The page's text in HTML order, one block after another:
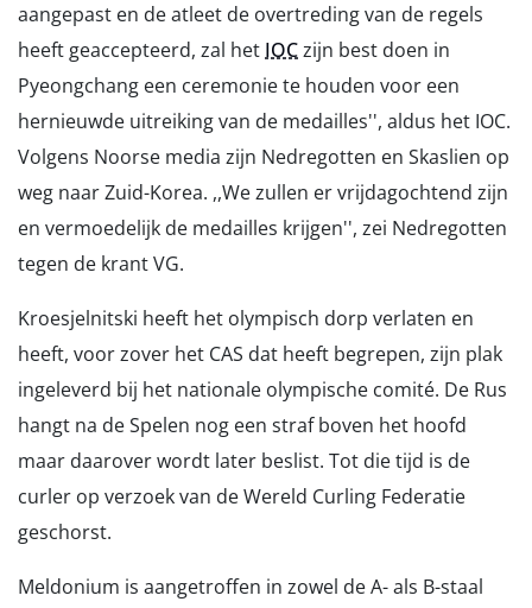
aangepast en de atleet de overtreding van de regels
heeft geaccepteerd, zal het IOCzijn best doen in
Pyeongchang een ceremonie te houden voor een
hernieuwde uitreiking van de medailles'', aldus het IOC.
Volgens Noorse media zijn Nedregotten en Skaslien op
weg naar Zuid-Korea. ,,We zullen er vrijdagochtend zijn
en vermoedelijk de medailles krijgen'', zei Nedregotten
tegen de krant VG.
Kroesjelnitski heeft het olympisch dorp verlaten en
heeft, voor zover het CAS dat heeft begrepen, zijn plak
ingeleverd bij het nationale olympische comité. De Rus
hangt na de Spelen nog een straf boven het hoofd
maar daarover wordt later beslist. Tot die tijd is de
curler op verzoek van de Wereld Curling Federatie
geschorst.
Meldonium is aangetroffen in zowel de A- als B-staal